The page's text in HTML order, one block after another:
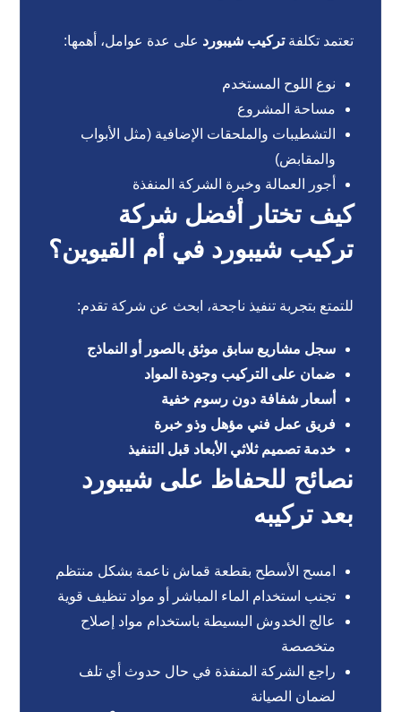
تعتمد تكلفةتركيب شيبورد على عدة عوامل، أهمها:
نوع اللوح المستخدم
مساحة المشروع
التشطيبات والملحقات الإضافية (مثل الأبواب
والمقابض)
أجور العمالة وخبرة الشركة المنفذة
كيف تختار أفضل شركة
تركيب شيبورد في أم القيوين؟
للتمتع بتجربة تنفيذ ناجحة، ابحث عن شركة تقدم:
سجل مشاريع سابق موثق بالصور أو النماذج
ضمان على التركيب وجودة المواد
أسعار شفافة دون رسوم خفية
فريق عمل فني مؤهل وذو خبرة
خدمة تصميم ثلاثي الأبعاد قبل التنفيذ
نصائح للحفاظ على شيبورد
بعد تركيبه
امسح الأسطح بقطعة قماش ناعمة بشكل منتظم
تجنب استخدام الماء المباشر أو مواد تنظيف قوية
عالج الخدوش البسيطة باستخدام مواد إصلاح
متخصصة
راجع الشركة المنفذة في حال حدوث أي تلف
لضمان الصيانة